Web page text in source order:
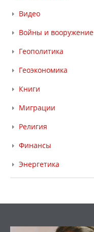
Видео
Войны и вооружение
Геополитика
Геоэкономика
Книги
Миграции
Религия
Финансы
Энергетика